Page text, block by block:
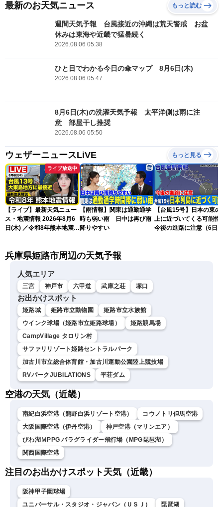
最新のお天気ニュース もっと読む
週間天気予報 台風接近の沖縄は荒天警戒 お盆
休みは東海や近畿で猛暑続く
2026.08.06 05:38
ひと目でわかる今日の傘マップ 8月6日(木)
2026.08.06 05:47
8月6日(木)の洗濯天気予報 太平洋側は雨に注
意 部屋干し推奨
2026.08.06 05:50
ウェザーニュースLiVE もっと見る
ライブ放送中
【ライブ】最新天気ニュー
ス・地震情報 2026年8月6
日(木) ／令和8年熊本地震情
〈ウェザーニュースLiVEサ
口剛央〉
【雨情報】関東は通勤通学
時も弱い雨 日中は再び雨
降りやすい
【台風15号】日本の東の
上に近づいてくる可能
今後の進路に注意（6日3
兵庫県姫路市周辺の天気予報
人気エリア
三宮 神戸市 六甲道 武庫之荘 塚口
お出かけスポット
姫路城 姫路市立動物園
姫路市立水族館
ウインク球場（姫路市立姫路球場）
姫路競馬場
CampVillage タロリン村
サファリリゾート姫路セントラルパーク
加古川市立総合体育館・加古川運動公園陸上競技場
RVパークJUBILATIONS
平荘ダム
空港の天気（近畿）
南紀白浜空港（熊野白浜リゾート空港）
コウノトリ但馬空港
大阪国際空港（伊丹空港）
神戸空港（マリンエア）
びわ湖ＭPPG パラグライダー飛行場（MPG琵琶湖）
関西国際空港
注目のお出かけスポット天気（近畿）
阪神甲子園球場
ユニバーサル・スタジオ・ジャパン（ＵＳＪ）
琵琶湖